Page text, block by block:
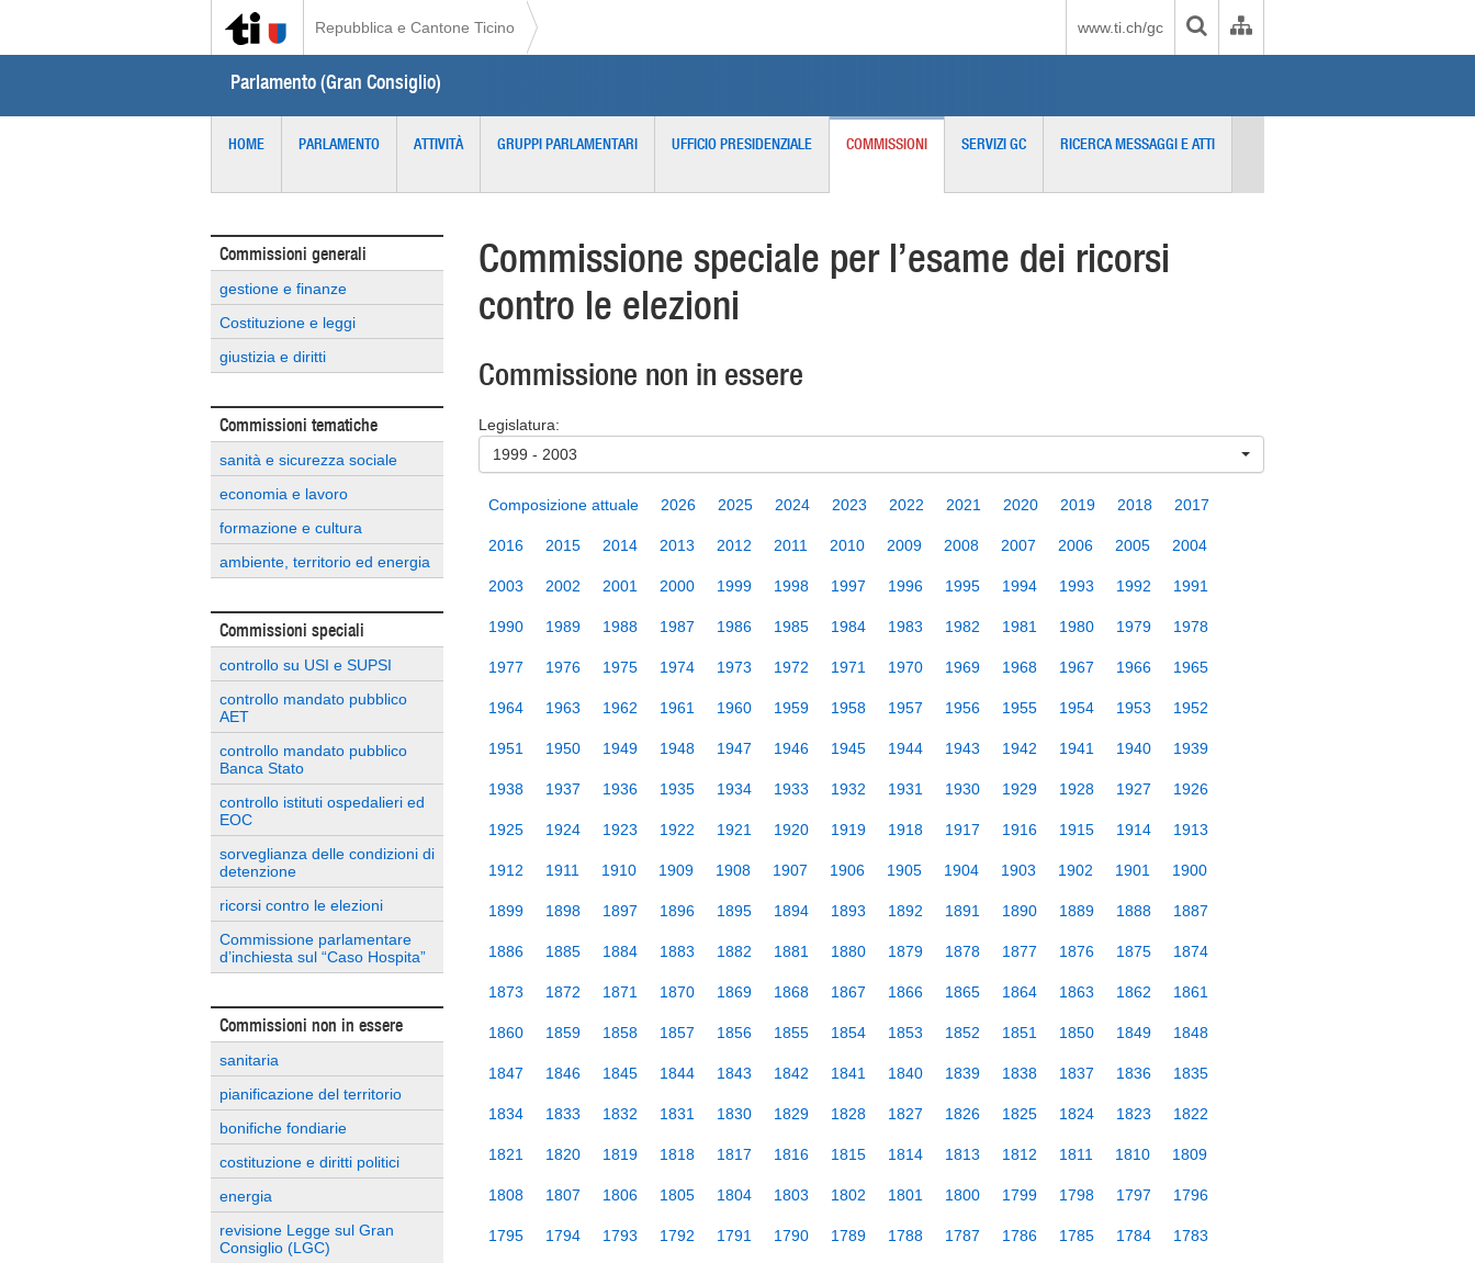
Repubblica e Cantone Ticino www.ti.ch/gc
Parlamento (Gran Consiglio)
HOME PARLAMENTO ATTIVITÀ GRUPPI PARLAMENTARI UFFICIO PRESIDENZIALE COMMISSIONI SERVIZI GC RICERCA MESSAGGI E ATTI
Commissioni generali
gestione e finanze
Costituzione e leggi
giustizia e diritti
Commissioni tematiche
sanità e sicurezza sociale
economia e lavoro
formazione e cultura
ambiente, territorio ed energia
Commissioni speciali
controllo su USI e SUPSI
controllo mandato pubblico
AET
controllo mandato pubblico
Banca Stato
controllo istituti ospedalieri ed
EOC
sorveglianza delle condizioni di
detenzione
ricorsi contro le elezioni
Commissione parlamentare
d’inchiesta sul “Caso Hospita”
Commissioni non in essere
sanitaria
pianificazione del territorio
bonifiche fondiarie
costituzione e diritti politici
energia
revisione Legge sul Gran
Consiglio (LGC)
Commissione speciale per l’esame dei ricorsi
contro le elezioni
Commissione non in essere
Legislatura:
1999 - 2003
Composizione attuale 2026 2025 2024 2023 2022 2021 2020 2019 2018 2017
2016 2015 2014 2013 2012 2011 2010 2009 2008 2007 2006 2005 2004
2003 2002 2001 2000 1999 1998 1997 1996 1995 1994 1993 1992 1991
1990 1989 1988 1987 1986 1985 1984 1983 1982 1981 1980 1979 1978
1977 1976 1975 1974 1973 1972 1971 1970 1969 1968 1967 1966 1965
1964 1963 1962 1961 1960 1959 1958 1957 1956 1955 1954 1953 1952
1951 1950 1949 1948 1947 1946 1945 1944 1943 1942 1941 1940 1939
1938 1937 1936 1935 1934 1933 1932 1931 1930 1929 1928 1927 1926
1925 1924 1923 1922 1921 1920 1919 1918 1917 1916 1915 1914 1913
1912 1911 1910 1909 1908 1907 1906 1905 1904 1903 1902 1901 1900
1899 1898 1897 1896 1895 1894 1893 1892 1891 1890 1889 1888 1887
1886 1885 1884 1883 1882 1881 1880 1879 1878 1877 1876 1875 1874
1873 1872 1871 1870 1869 1868 1867 1866 1865 1864 1863 1862 1861
1860 1859 1858 1857 1856 1855 1854 1853 1852 1851 1850 1849 1848
1847 1846 1845 1844 1843 1842 1841 1840 1839 1838 1837 1836 1835
1834 1833 1832 1831 1830 1829 1828 1827 1826 1825 1824 1823 1822
1821 1820 1819 1818 1817 1816 1815 1814 1813 1812 1811 1810 1809
1808 1807 1806 1805 1804 1803 1802 1801 1800 1799 1798 1797 1796
1795 1794 1793 1792 1791 1790 1789 1788 1787 1786 1785 1784 1783